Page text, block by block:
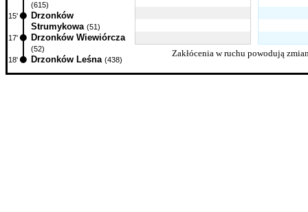
(615)
15'
Drzonków
Strumykowa (51)
17'
Drzonków Wiewiórcza
(52)
18'
Drzonków Leśna (438)
Zakłócenia w ruchu powodują